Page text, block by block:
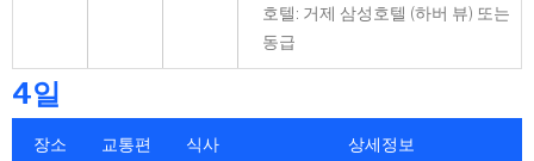
호텔: 거제 삼성호텔 (하버 뷰) 또는
동급
4일
장소 교통편 식사 상세정보